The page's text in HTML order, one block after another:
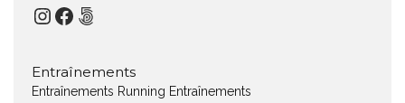
Instagram
Facebook
500px
Entraînements
Entraînements Running Entraînements